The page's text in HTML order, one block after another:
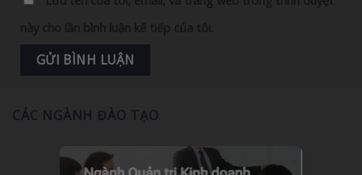
CÁC NGÀNH ĐÀO TẠO